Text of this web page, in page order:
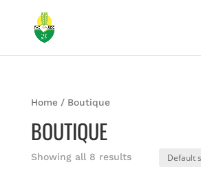
Home/ Boutique
BOUTIQUE
Showing all 8 results